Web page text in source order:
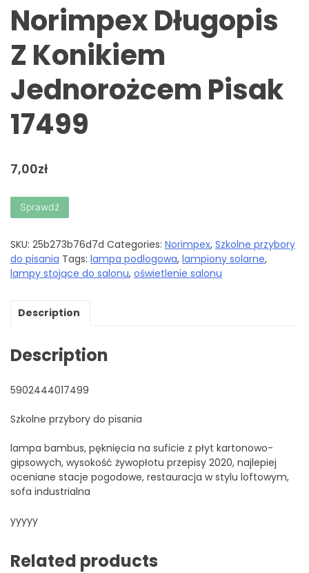
Norimpex Długopis
Z Konikiem
Jednorożcem Pisak
17499
7,00zł
Sprawdź
SKU: 25b273b76d7d Categories: Norimpex, Szkolne przybory
do pisania Tags: lampa podlogowa, lampiony solarne,
lampy stojące do salonu, oświetlenie salonu
Description
Description
5902444017499
Szkolne przybory do pisania
lampa bambus, pęknięcia na suficie z płyt kartonowo-
gipsowych, wysokość żywopłotu przepisy 2020, najlepiej
oceniane stacje pogodowe, restauracja w stylu loftowym,
sofa industrialna
yyyyy
Related products